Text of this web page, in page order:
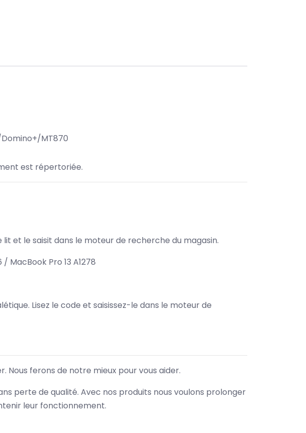
MT870
est répertoriée.
et le saisit dans le moteur de recherche du magasin.
MacBook Pro 13 A1278
Lisez le code et saisissez-le dans le moteur de
Nous ferons de notre mieux pour vous aider.
perte de qualité. Avec nos produits nous voulons prolonger
leur fonctionnement.